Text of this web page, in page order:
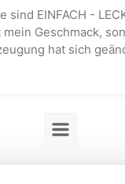
sind EINFACH -
Geschmack,
hat sich